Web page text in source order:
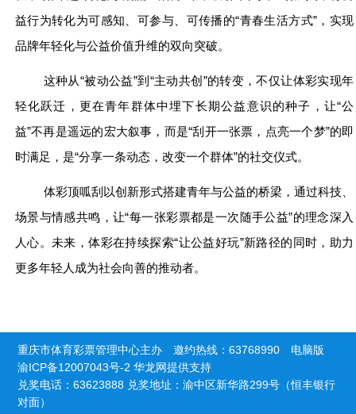
益行为转化为可感知、可参与、可传播的“青春生活方式”，实现
品牌年轻化与公益价值升维的双向突破。
这种从“被动公益”到“主动共创”的转变，不仅让体彩实现年
轻化跃迁，更在青年群体中埋下长期公益意识的种子，让“公
益”不再是遥远的宏大叙事，而是“刮开一张票，点亮一个梦”的即
时满足，是“分享一条动态，改变一个群体”的社交仪式。
体彩顶呱刮以创新形式搭建青年与公益的桥梁，通过科技、
场景与情感共鸣，让“每一张彩票都是一次随手公益”的理念深入
人心。未来，体彩在持续探索“让公益好玩”新路径的同时，助力
更多年轻人成为社会向善的推动者。
重庆市体育彩票管理中心主办 邀约热线：63768990 电脑版
渝ICP备12007043号-2 华龙网提供支持
兑奖电话：63623888 兑奖地址：渝中区新华路299号（恒丰银行
对面）